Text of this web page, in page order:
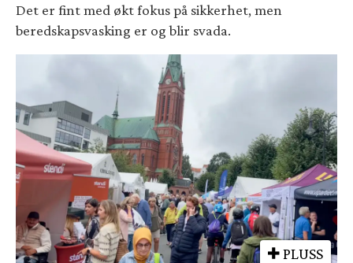
Det er fint med økt fokus på sikkerhet, men
beredskapsvasking er og blir svada.
PLUSS